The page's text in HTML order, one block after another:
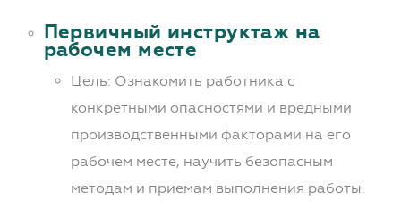
Первичный инструктаж на
рабочем месте
Цель: Ознакомить работника с
конкретными опасностями и вредными
производственными факторами на его
рабочем месте, научить безопасным
методам и приемам выполнения работы.